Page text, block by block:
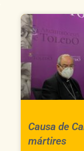
Causa de
mártires